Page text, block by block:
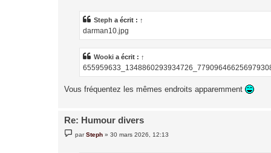
Steph a écrit : ↑
darman10.jpg
Wooki a écrit : ↑
Vous fréquentez les mêmes endroits apparemment
Re: Humour divers
e
parSteph »30 mars 2026, 12:13